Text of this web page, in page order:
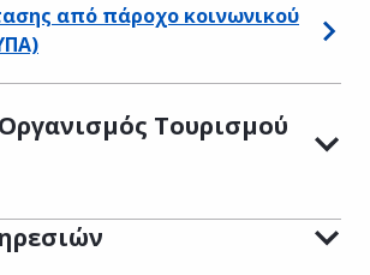
από πάροχο κοινωνικού
Τουρισμού